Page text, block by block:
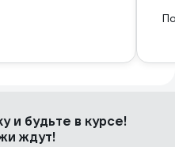
и будьте в курсе!
ждут!